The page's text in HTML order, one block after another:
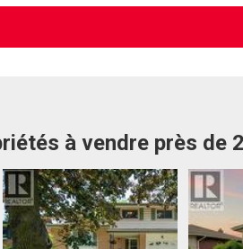
à vendre près de